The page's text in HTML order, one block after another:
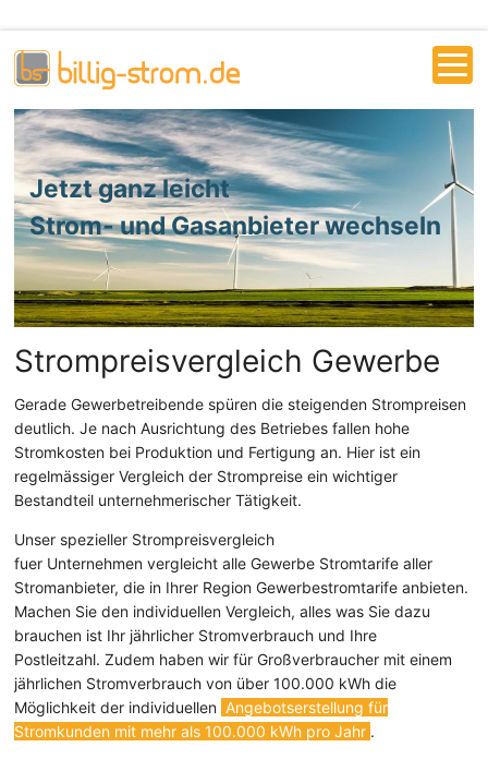
Jetzt ganz leicht
Strom- und Gasanbieter wechseln
Strompreisvergleich Gewerbe
Gerade Gewerbetreibende spüren die steigenden Strompreisen
deutlich. Je nach Ausrichtung des Betriebes fallen hohe
Stromkosten bei Produktion und Fertigung an. Hier ist ein
regelmässiger Vergleich der Strompreise ein wichtiger
Bestandteil unternehmerischer Tätigkeit.
Unser spezieller Strompreisvergleich
fuer Unternehmen vergleicht alle Gewerbe Stromtarife aller
Stromanbieter, die in Ihrer Region Gewerbestromtarife anbieten.
Machen Sie den individuellen Vergleich, alles was Sie dazu
brauchen ist Ihr jährlicher Stromverbrauch und Ihre
Postleitzahl. Zudem haben wir für Großverbraucher mit einem
jährlichen Stromverbrauch von über 100.000 kWh die
Möglichkeit der individuellen Angebotserstellung für
Stromkunden mit mehr als 100.000 kWh pro Jahr .